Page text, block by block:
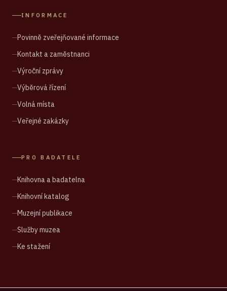
INFORMACE
Povinně zveřejňované informace
Kontakt a zaměstnanci
Výroční zprávy
Výběrová řízení
Volná místa
Veřejné zakázky
PRO BADATELE
Knihovna a badatelna
Knihovní katalog
Muzejní publikace
Služby muzea
Ke stažení